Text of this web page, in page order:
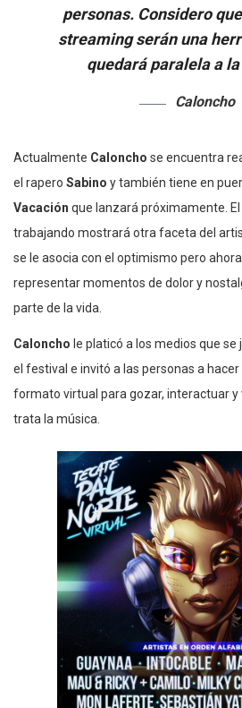
personas. Considero
streaming serán una
quedará paralela a
Caloncho
Actualmente Caloncho se encuentra
el rapero Sabino y también tiene en
Vacación que lanzará próximamente.
trabajando mostrará otra faceta del
se le asocia con el optimismo pero
representar momentos de dolor y
parte de la vida.
Caloncho le platicó a los medios que
el festival e invitó a las personas a
formato virtual para gozar, interactuar y
trata la música.